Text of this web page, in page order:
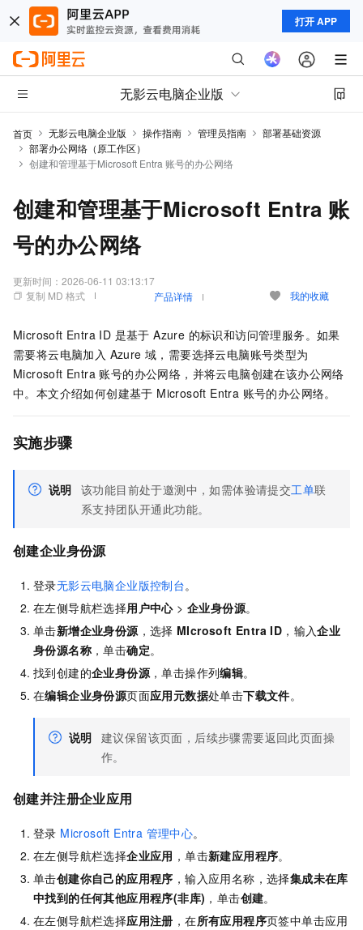
打开 APP
无影云电脑企业版
首页 无影云电脑企业版 操作指南 管理员指南
部署基础资源
部署办公网络（原工作区）
创建和管理基于Microsoft Entra 账号的办公网络
创建和管理基于Microsoft Entra 账
号的办公网络
更新时间： 2026-06-11 03:13:17
复制 MD 格式
产品详情 我的收藏
Microsoft Entra ID 是基于 Azure 的标识和访问管理服务。如果
需要将云电脑加入 Azure 域，需要选择云电脑账号类型为
Microsoft Entra 账号的办公网络，并将云电脑创建在该办公网络
中。本文介绍如何创建基于 Microsoft Entra 账号的办公网络。
实施步骤
说明 该功能目前处于邀测中，如需体验请提交工单联
系支持团队开通此功能。
创建企业身份源
登录无影云电脑企业版控制台。
在左侧导航栏选择用户中心 >企业身份源。
单击新增企业身份源 ，选择 MIcrosoft Entra ID ，输入企业
身份源名称 ，单击确定。
找到创建的企业身份源 ，单击操作列编辑。
在编辑企业身份源页面应用元数据处单击下载文件。
说明 建议保留该页面，后续步骤需要返回此页面操
作。
创建并注册企业应用
登录 Microsoft Entra 管理中心。
在左侧导航栏选择企业应用 ，单击新建应用程序。
单击创建你自己的应用程序 ，输入应用名称，选择集成未在库
中找到的任何其他应用程序(非库) ，单击创建。
在左侧导航栏选择应用注册 ，在所有应用程序页签中单击应用